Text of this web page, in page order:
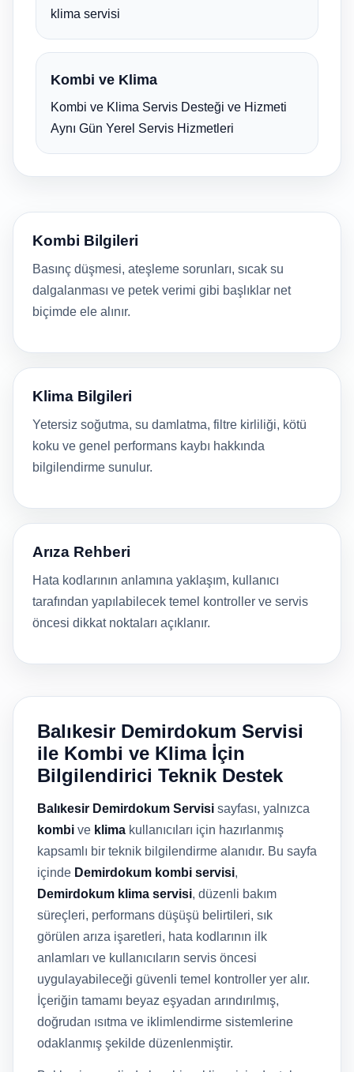
klima servisi
Kombi ve Klima
Kombi ve Klima Servis Desteği ve Hizmeti
Aynı Gün Yerel Servis Hizmetleri
Kombi Bilgileri
Basınç düşmesi, ateşleme sorunları, sıcak su
dalgalanması ve petek verimi gibi başlıklar net
biçimde ele alınır.
Klima Bilgileri
Yetersiz soğutma, su damlatma, filtre kirliliği, kötü
koku ve genel performans kaybı hakkında
bilgilendirme sunulur.
Arıza Rehberi
Hata kodlarının anlamına yaklaşım, kullanıcı
tarafından yapılabilecek temel kontroller ve servis
öncesi dikkat noktaları açıklanır.
Balıkesir Demirdokum Servisi
ile Kombi ve Klima İçin
Bilgilendirici Teknik Destek
Balıkesir Demirdokum Servisi sayfası, yalnızca
kombi ve klima kullanıcıları için hazırlanmış
kapsamlı bir teknik bilgilendirme alanıdır. Bu sayfa
içinde Demirdokum kombi servisi,
Demirdokum klima servisi, düzenli bakım
süreçleri, performans düşüşü belirtileri, sık
görülen arıza işaretleri, hata kodlarının ilk
anlamları ve kullanıcıların servis öncesi
uygulayabileceği güvenli temel kontroller yer alır.
İçeriğin tamamı beyaz eşyadan arındırılmış,
doğrudan ısıtma ve iklimlendirme sistemlerine
odaklanmış şekilde düzenlenmiştir.